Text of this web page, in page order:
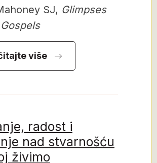
SJ, Glimpses
više
radost i
nad stvarnošću
živimo